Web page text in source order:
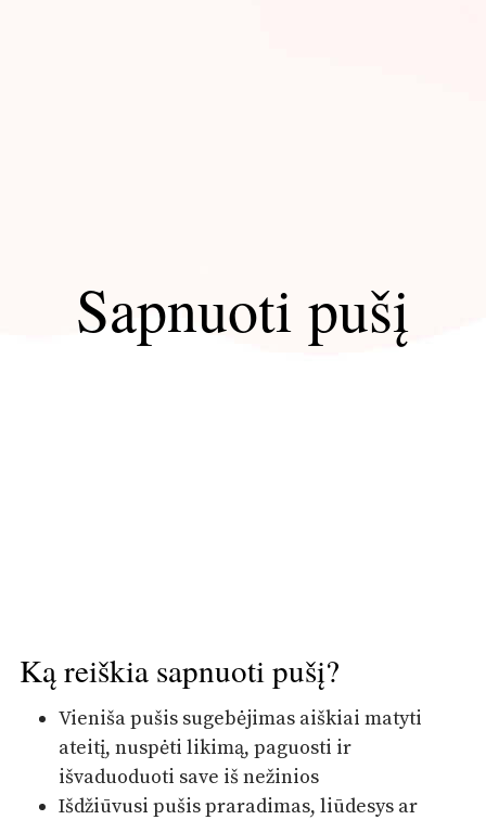
Sapnuoti pušį
Ką reiškia sapnuoti pušį?
Vieniša pušis sugebėjimas aiškiai matyti
ateitį, nuspėti likimą, paguosti ir
išvaduoduoti save iš nežinios
Išdžiūvusi pušis praradimas, liūdesys ar